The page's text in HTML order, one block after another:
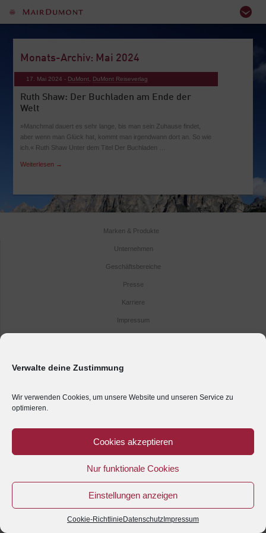
Verwalte deine Zustimmung
Wir verwenden Cookies, um unsere Website und unseren Service zu
optimieren.
Cookies akzeptieren
Nur funktionale Cookies
Einstellungen anzeigen
Cookie-Richtlinie Datenschutz Impressum
Monats-Archiv: Mai 2024
17. Mai 2024 - DuMont, DuMont Reiseverlag
Ruth Shaw: Der Buchladen am Ende der
Welt
»Manchmal dauert es sehr lange, bis man sein Zuhause findet,
aber wenn man Glück hat, kommt man irgendwann dort an. So wie
ich.« Ruth Shaw Unter dem Titel Der Buchladen …
Weiterlesen →
Marken & Produkte
Unternehmen
Geschäftsbereiche
Presse
Karriere
Impressum
Datenschutz